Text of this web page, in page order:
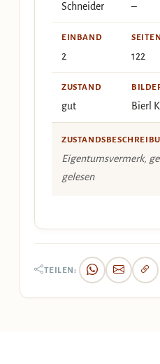
Schneider –
EINBAND
2
SEITEN
122
ZUSTAND
gut Bierl
Eigentumsvermerk,
gelesen
TEILEN: